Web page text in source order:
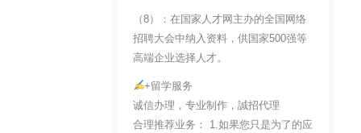
（8）：在国家人才网主办的全国网络
招聘大会中纳入资料，供国家500强等
高端企业选择人才。
+留学服务
诚信办理，专业制作，誠招代理
合理推荐业务： 1.如果您只是为了的应